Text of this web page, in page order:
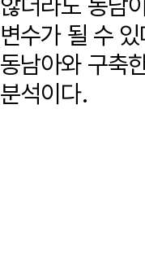
변수가 될 수
동남아와 구축
분석이다.